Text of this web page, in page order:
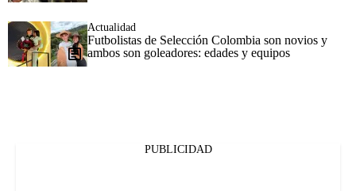
Actualidad
Futbolistas de Selección Colombia son novios y
ambos son goleadores: edades y equipos
PUBLICIDAD